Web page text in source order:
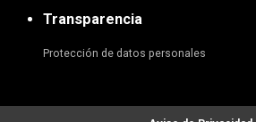
Transparencia
Protección de datos personales